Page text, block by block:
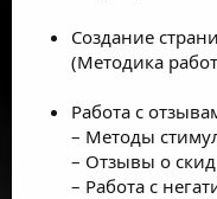
Создание
(Методика
Работа с
– Методы
– Отзывы о
– Работа с